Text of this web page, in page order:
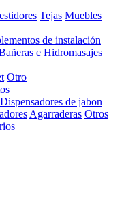
Tejas Muebles
de instalación
e Hidromasajes
Otro
Dispensadores de jabon
Agarraderas Otros